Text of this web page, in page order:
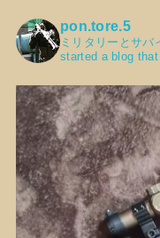
pon.tore.5
ミリタリーとサバ
started a blog